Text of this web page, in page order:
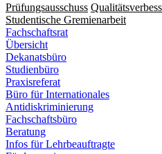
Prüfungsausschuss
Studentische Gremienarbeit
Fachschaftsrat
Übersicht
Dekanatsbüro
Studienbüro
Praxisreferat
Büro für Internationales
Antidiskriminierung
Fachschaftsbüro
Beratung
Infos für Lehrbeauftragte